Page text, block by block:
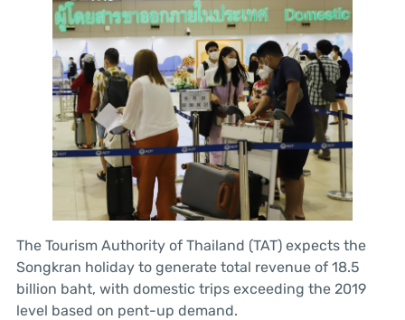
The Tourism Authority of Thailand (TAT) expects the
Songkran holiday to generate total revenue of 18.5
billion baht, with domestic trips exceeding the 2019
level based on pent-up demand.